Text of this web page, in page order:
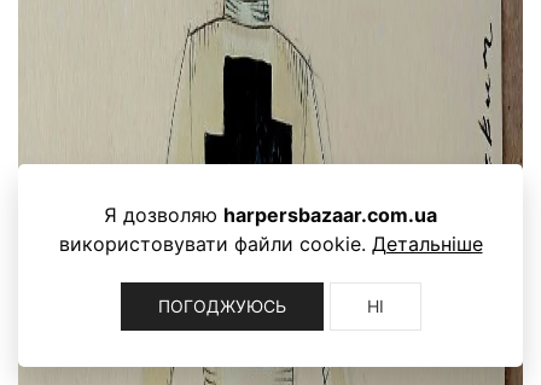
Я дозволяю harpersbazaar.com.ua
використовувати файли cookie. Детальніше
ПОГОДЖУЮСЬ НІ